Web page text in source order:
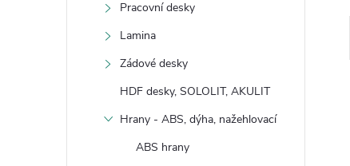
Pracovní desky
Lamina
Zádové desky
HDF desky, SOLOLIT, AKULIT
Hrany - ABS, dýha, nažehlovací
ABS hrany